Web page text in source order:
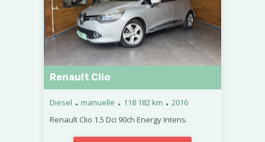
Renault Clio
Diesel . manuelle . 118 182 km . 2016
Renault Clio 1.5 Dci 90ch Energy Intens.